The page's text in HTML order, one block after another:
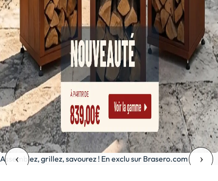
Assemblez, grillez, savourez ! En exclu sur Brasero.com